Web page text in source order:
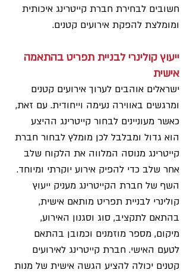
חשובים לבחירת חברת קייטרינג איכותית
ומומלצת להפקת אירועים קטנים.
ייעוץ קולינרי לבניית תפריט בהתאמה
אישית
ישראלים אוהבים לערוך אירועים קטנים
ומרגשים באווירה נעימה וייחודית. עם זאת,
כאשר מעוניינים לבחור קייטרינג ההיצע
הוא גדול ומבלבל לכן מומלץ לבחור חברת
קייטרינג מנוסה המלווה את הלקוח שלב
אחר שלב כדי להפיק אירוע יוקרתי ומיוחד.
השף של חברת הקייטרינג מעניק ייעוץ
קולינרי לבניית תפריט מותאם אישית,
בהתאם לתקציב, סוג וסגנון האירוע,
מיקום, מספר מוזמנים וכמובן בהתאם
לטעם האישי. חברת קייטרינג לאירועים
קטנים יכולה להציע הגשה אישית של מנות